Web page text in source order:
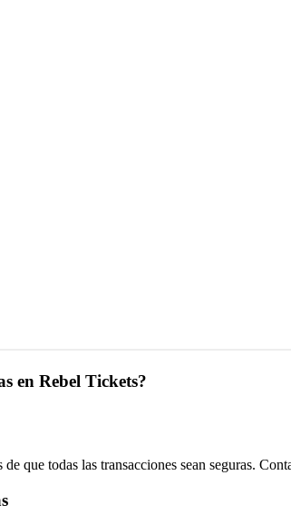
en Rebel Tickets?
que todas las transacciones sean seguras.